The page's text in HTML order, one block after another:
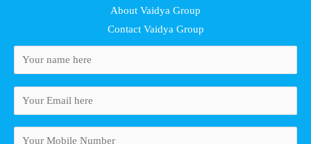
About Vaidya Group
Contact Vaidya Group